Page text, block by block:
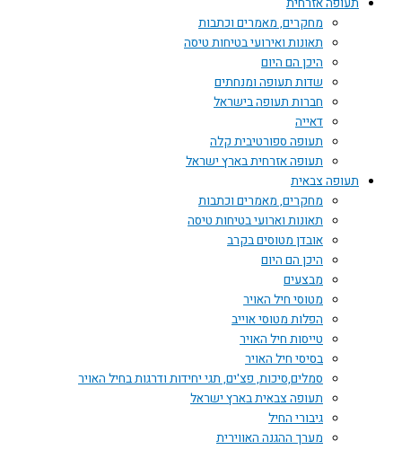
תעופה אזרחית
מחקרים, מאמרים וכתבות
תאונות ואירועי בטיחות טיסה
היכן הם היום
שדות תעופה ומנחתים
חברות תעופה בישראל
דאייה
תעופה ספורטיבית קלה
תעופה אזרחית בארץ ישראל
תעופה צבאית
מחקרים, מאמרים וכתבות
תאונות וארועי בטיחות טיסה
אובדן מטוסים בקרב
היכן הם היום
מבצעים
מטוסי חיל האויר
הפלות מטוסי אוייב
טייסות חיל האויר
בסיסי חיל האויר
סמלים,סיכות, פצ'ים, תגי יחידות ודרגות בחיל האויר
תעופה צבאית בארץ ישראל
גיבורי החיל
מערך ההגנה האווירית